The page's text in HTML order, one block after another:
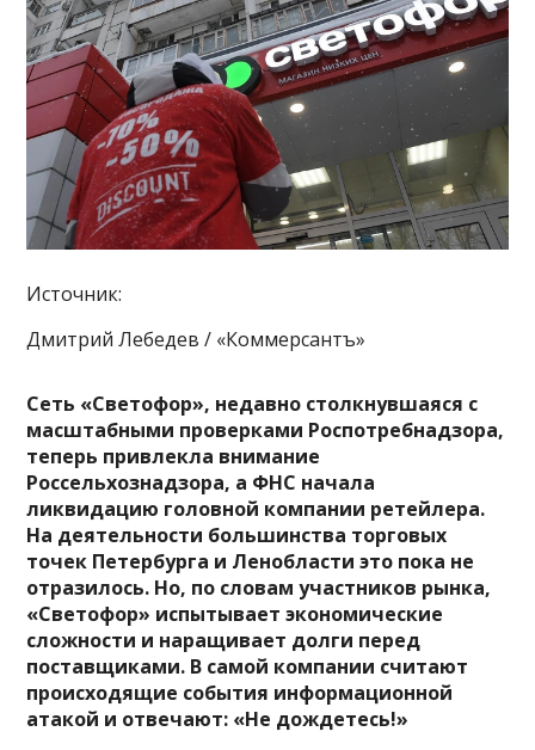
Источник:
Дмитрий Лебедев / «Коммерсантъ»
Сеть «Светофор», недавно столкнувшаяся с
масштабными проверками Роспотребнадзора,
теперь привлекла внимание
Россельхознадзора, а ФНС начала
ликвидацию головной компании ретейлера.
На деятельности большинства торговых
точек Петербурга и Ленобласти это пока не
отразилось. Но, по словам участников рынка,
«Светофор» испытывает экономические
сложности и наращивает долги перед
поставщиками. В самой компании считают
происходящие события информационной
атакой и отвечают: «Не дождетесь!»